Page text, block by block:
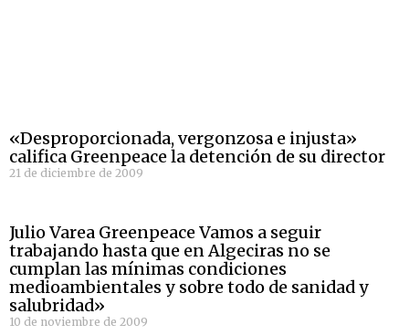
«Desproporcionada, vergonzosa e injusta»
califica Greenpeace la detención de su director
21 de diciembre de 2009
Julio Varea Greenpeace Vamos a seguir
trabajando hasta que en Algeciras no se
cumplan las mínimas condiciones
medioambientales y sobre todo de sanidad y
salubridad»
10 de noviembre de 2009